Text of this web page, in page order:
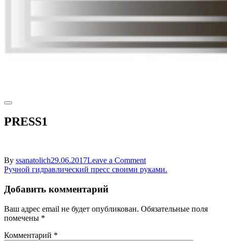
PRESS1
By ssanatolich29.06.2017Leave a Commenton
PRESS1
Навигация
по
записям
Ручной гидравлический пресс своими руками.
Добавить комментарий
Ваш адрес email не будет опубликован. Обязательные поля
помечены *
Комментарий *